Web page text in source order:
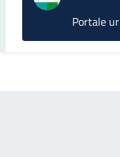
Portale